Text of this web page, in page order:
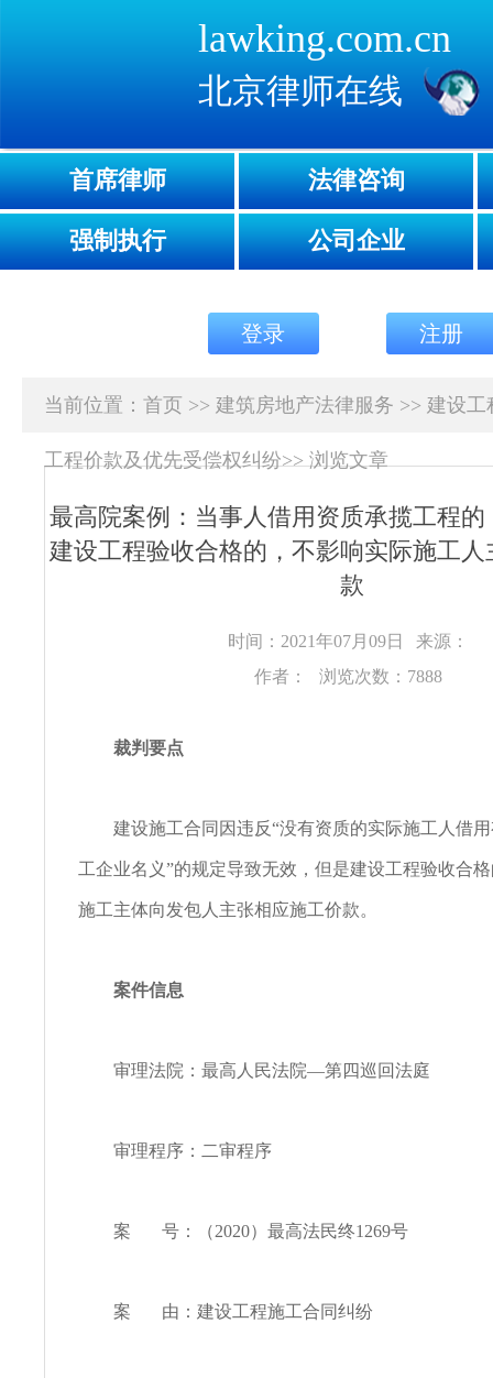
lawking.com.cn
北京律师在线
首席律师 法律咨询
强制执行 公司企业
登录 注册
当前位置： 首页 >> 建筑房地产法律服务 >> 建设工
工程价款及优先受偿权纠纷>>浏览文章
最高院案例：当事人借用资质承揽工程
建设工程验收合格的，不影响实际施工
款
时间：2021年07月09日
来源：
作者：
浏览次数：7888
裁判要点
建设施工合同因违反“没有资质的实际施工人借用
工企业名义”的规定导致无效，但是建设工程验收合
施工主体向发包人主张相应施工价款。
案件信息
审理法院：最高人民法院—第四巡回法庭
审理程序：二审程序
案 号：（2020）最高法民终1269号
案 由：建设工程施工合同纠纷